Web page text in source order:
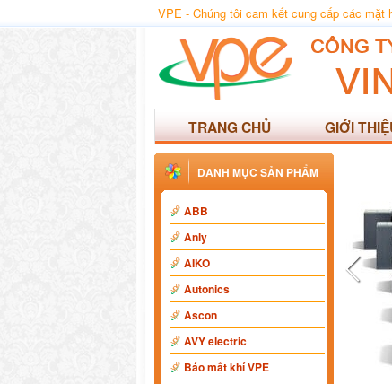
VPE - Chúng tôi cam kết cung cấp các mặt
TRANG CHỦ GIỚI
DANH MỤC SẢN PHẨM
ABB
Anly
AIKO
Autonics
Ascon
AVY electric
Báo mất khí VPE